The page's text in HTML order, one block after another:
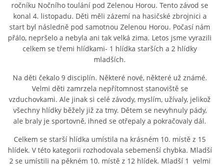
DOKUMENTY
VÝJEZDOVÁ JEDNOTKA
PLÁNOVANÉ AKCE
KROUŽEK MH
ročníku Nočního toulání pod Zelenou Horou. Tento závod se
konal 4. listopadu. Děti měli zázemí na hasičské zbrojnici a
start byl následně pod samotnou Zelenou Horou. Počasí nám
přálo, nepršelo a nebyla ani tak velká zima. Letos jsme vyrazili
celkem se třemi hlídkami- 1 hlídka starších a 2 hlídky
mladších.
Na děti čekalo 9 disciplín. Některé nové, některé už známé.
Velmi děti zamrzela nepřítomnost stanoviště se
vzduchovkami. Ale jinak si celé závody, myslím, užívaly, jelikož
všechny hlídky běžely již za tmy. Dětem se nevyhnuly pády,
ale braly je sportovně, ihned se otřepaly a pokračovaly dál.
Celkem se starší hlídka umístila na krásném 10. místě z 15
hlídek. V této kategorii rozhodovala sebemenší chybka. Mladší
2 se umístili na pěkném 10. místě z 12 hlídek. Mladší 1 velmi